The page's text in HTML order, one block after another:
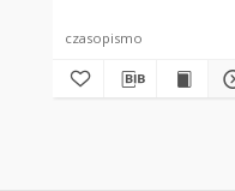
1905 R. 20, nr 4
czasopismo